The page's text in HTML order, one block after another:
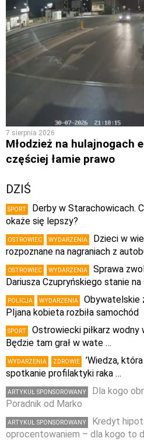
7 sierpnia 2026
Młodzież na hulajnogach
częściej łamie prawo
DZIŚ
SPORT
Derby w Starachowicach.
okaże się lepszy?
OSTROWIEC WYDARZENIA
Dzieci w
rozpoznane na nagraniach z
OSTROWIEC WYDARZENIA
Sprawa
Dariusza Czupryńskiego stanie
POLICJA WYDARZENIA
Obywatelskie
PIjana kobieta rozbiła samochód
SPORT
Ostrowiecki piłkarz wodny
Będzie tam grał w wate …
WYDARZENIA ZDROWIE
’Wiedza,
spotkanie profilaktyki raka …
ARTYKUŁ SPONSOROWANY
Dla kogo
Poradnik od Marko
ARTYKUŁ SPONSOROWANY
Kredyt
oprocentowaniem – dla kogo to